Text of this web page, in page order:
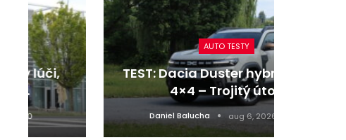
AUTO TESTY
TEST: Dacia Duster hybrid-G 150
4×4 – Trojitý útok
Daniel Balucha aug 6, 2026 0